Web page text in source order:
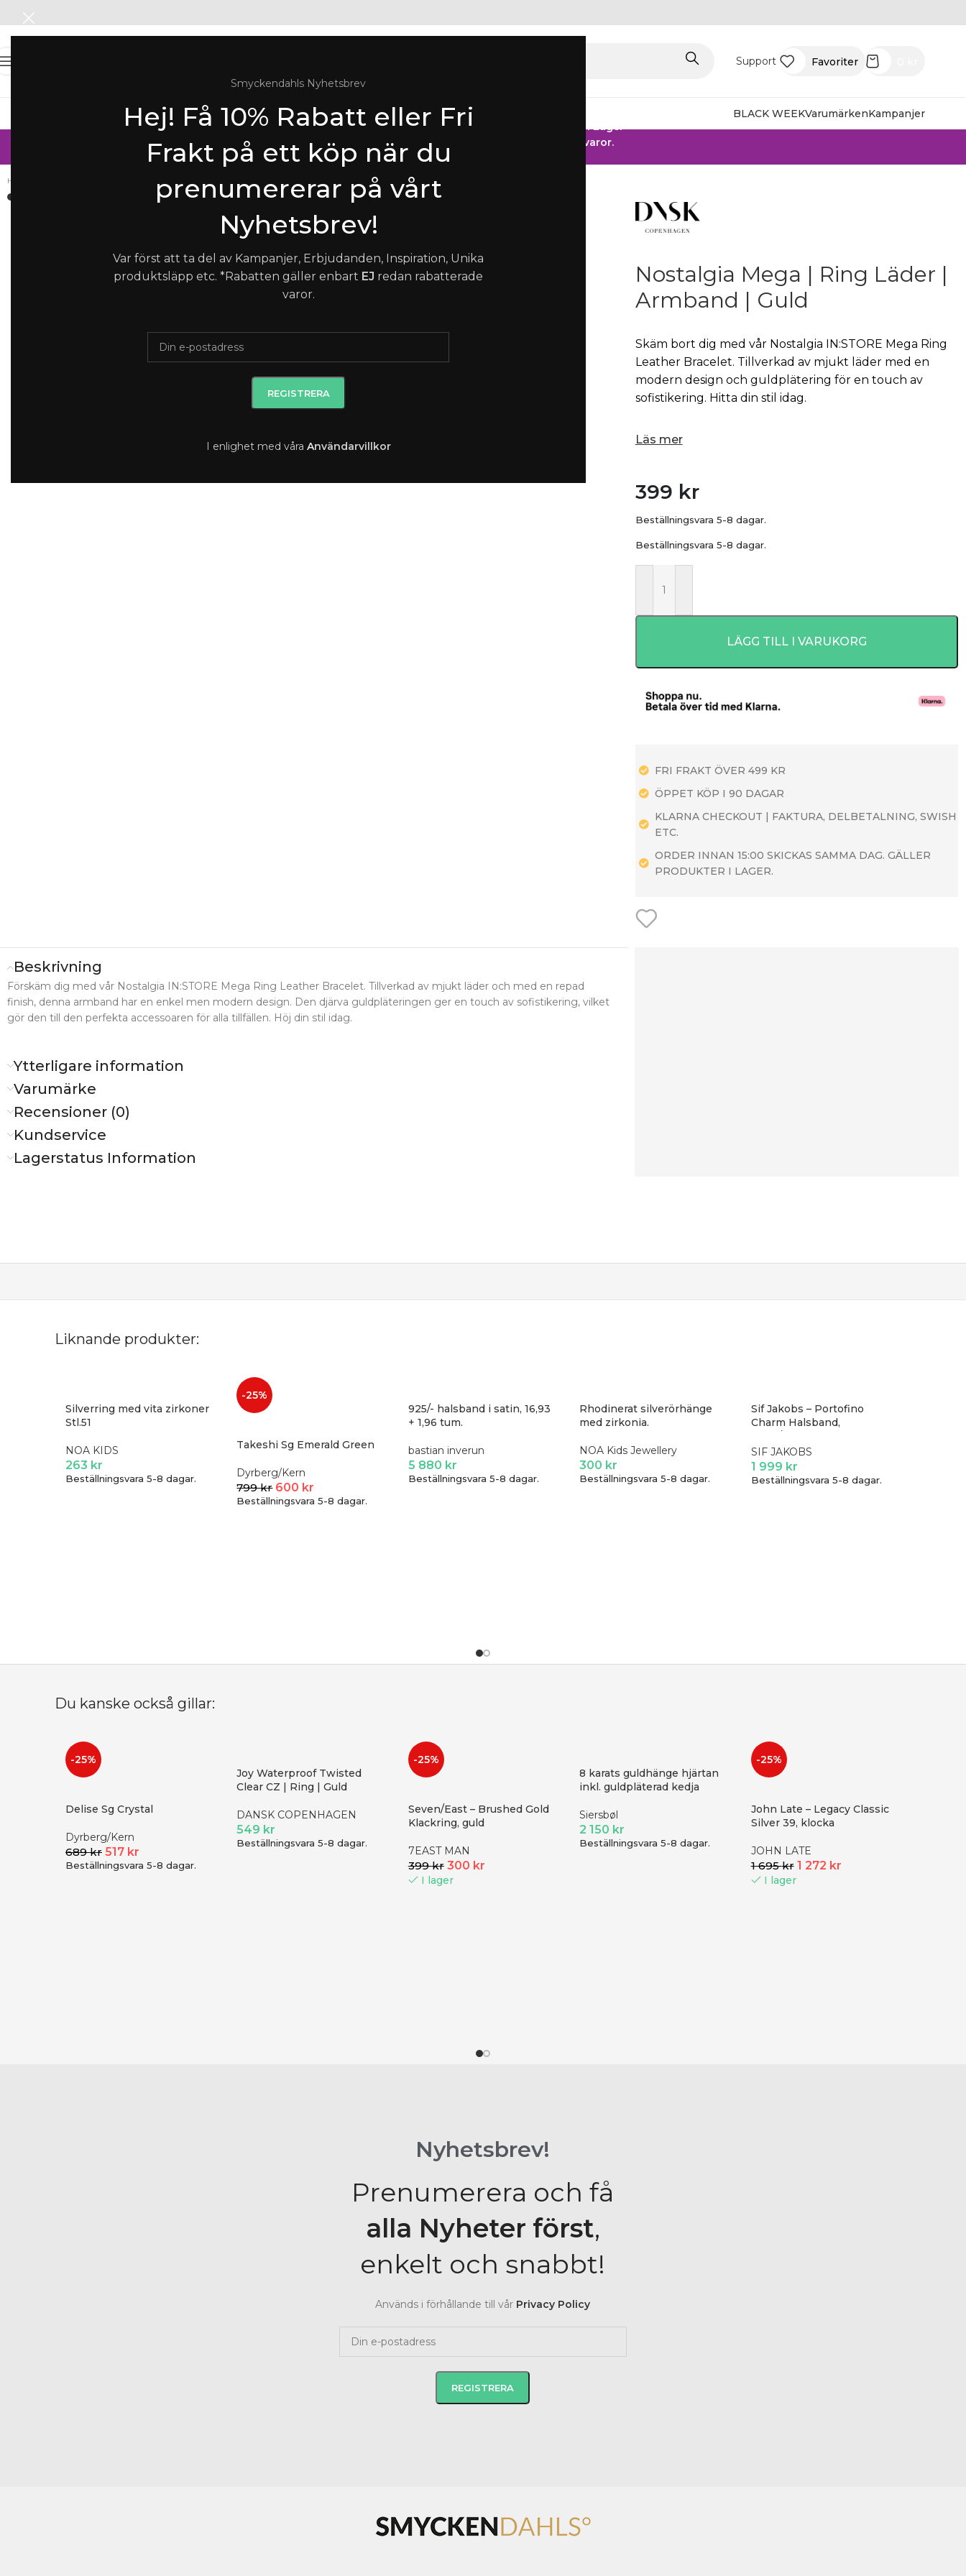
Smyckendahls Nyhetsbrev
Hej! Få 10% Rabatt eller Fri
Frakt på ett köp när du
prenumererar på vårt
Nyhetsbrev!
Var först att ta del av Kampanjer, Erbjudanden, Inspiration, Unika
produktsläpp etc. *Rabatten gäller enbart EJ redan rabatterade
varor.
I enlighet med våra Användarvillkor
Support Favoriter
HalsbandArmbandÖrhängenRingar KlockorHerr BarnFest BLACK WEEKVarumärkenKampanjer
SOMMAR-REA HOS SMYCKENDAHLS
Rabatter på varor i Lager
25% på tusentals varor.
Hem
Nostalgia Mega | Ring Läder |
Armband | Guld
Skäm bort dig med vår Nostalgia IN:STORE Mega Ring
Leather Bracelet. Tillverkad av mjukt läder med en
modern design och guldplätering för en touch av
sofistikering. Hitta din stil idag.
Läs mer
399 kr
Beställningsvara 5-8 dagar.
Beställningsvara 5-8 dagar.
LÄGG TILL I VARUKORG
FRI FRAKT ÖVER 499 KR
ÖPPET KÖP I 90 DAGAR
KLARNA CHECKOUT | FAKTURA, DELBETALNING, SWISH
ETC.
ORDER INNAN 15:00 SKICKAS SAMMA DAG. GÄLLER
PRODUKTER I LAGER.
Beskrivning
Förskäm dig med vår Nostalgia IN:STORE Mega Ring Leather Bracelet. Tillverkad av mjukt läder och med en repad
finish, denna armband har en enkel men modern design. Den djärva guldpläteringen ger en touch av sofistikering, vilket
gör den till den perfekta accessoaren för alla tillfällen. Höj din stil idag.
Ytterligare information
Varumärke
Recensioner (0)
Kundservice
Lagerstatus Information
Liknande produkter:
Silverring med vita zirkoner
Stl.51
NOA KIDS
263 kr
Beställningsvara 5-8 dagar.
-25%
Takeshi Sg Emerald Green
Dyrberg/Kern
799kr 600 kr
Beställningsvara 5-8 dagar.
925/- halsband i satin, 16,93
+ 1,96 tum.
bastian inverun
5 880 kr
Beställningsvara 5-8 dagar.
Rhodinerat silverörhänge
med zirkonia.
NOA Kids Jewellery
300 kr
Beställningsvara 5-8 dagar.
Sif Jakobs – Portofino
Charm Halsband,
SIF JAKOBS
1 999 kr
Beställningsvara 5-8 dagar.
Du kanske också gillar:
-25%
Delise Sg Crystal
Dyrberg/Kern
689kr 517 kr
Beställningsvara 5-8 dagar.
Joy Waterproof Twisted
Clear CZ | Ring | Guld
DANSK COPENHAGEN
549 kr
Beställningsvara 5-8 dagar.
-25%
Seven/East – Brushed Gold
Klackring, guld
7EAST MAN
399kr 300 kr
I lager
8 karats guldhänge hjärtan
inkl. guldpläterad kedja
Siersbøl
2 150 kr
Beställningsvara 5-8 dagar.
-25%
John Late – Legacy Classic
Silver 39, klocka
JOHN LATE
1 695kr 1 272 kr
I lager
Nyhetsbrev!
Prenumerera och få
alla Nyheter först,
enkelt och snabbt!
Används i förhållande till vår Privacy Policy